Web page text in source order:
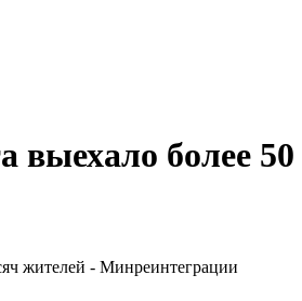
выехало более